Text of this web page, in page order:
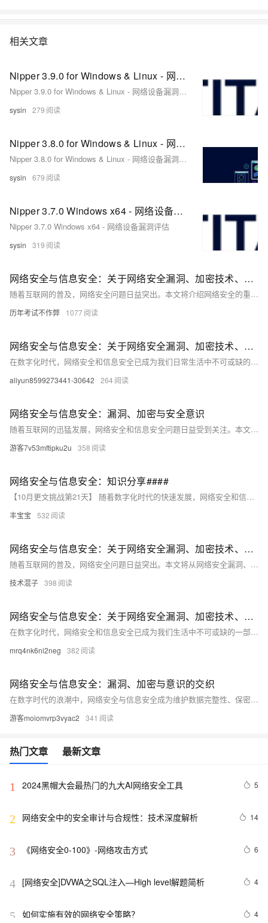
相关文章
Nipper 3.9.0 for Windows & Linux - 网络设备漏洞评估
Nipper 3.9.0 for Windows & Linux - 网络设备漏洞评估
sysin 279
Nipper 3.8.0 for Windows & Linux - 网络设备漏洞评估
Nipper 3.8.0 for Windows & Linux - 网络设备漏洞评估
sysin 679
Nipper 3.7.0 Windows x64 - 网络设备漏洞评估
Nipper 3.7.0 Windows x64 - 网络设备漏洞评估
sysin 319
网络安全与信息安全：关于网络安全漏洞、加密技术、安全意识等方面的知识分享
随着互联网的普及，网络安全问题日益突出。本文将介绍网络安全的重要性，分析常见的网络安全漏洞及其危害，探讨加密技术在保障网络安全中的作用，并强调提高安全意识的必要性。通过本文的学习，读者将了解网络安全的基本概念和应对策略，提升个人和组织的网络安全防护能力。
历年考试不作弊 1077
网络安全与信息安全：关于网络安全漏洞、加密技术、安全意识等方面的知识分享
在数字化时代，网络安全和信息安全已成为我们日常生活中不可或缺的一部分。本文将深入探讨网络安全漏洞、加密技术和安全意识等方面的问题，并提供一些实用的建议和解决方案。我们将通过分析网络攻击的常见形式，揭示网络安全的脆弱性，并介绍如何利用加密技术来保护数据。此外，我们还将强调提高个人和企业的安全意识的重要性，以应对日益复杂的网络威胁。无论你是普通用户还是IT专业人士，这篇文章都将为你提供有价值的见解和指导。
aliyun8599273441-30642 264
网络安全与信息安全：漏洞、加密与安全意识
随着互联网的迅猛发展，网络安全和信息安全问题日益受到关注。本文深入探讨了网络安全漏洞、加密技术以及提高个人和组织的安全意识的重要性。通过分析常见的网络攻击手段如缓冲区溢出、SQL注入等，揭示了计算机系统中存在的缺陷及其潜在威胁。同时，详细介绍了对称加密和非对称加密算法的原理及应用场景，强调了数字签名和数字证书在验证信息完整性中的关键作用。此外，还讨论了培养良好上网习惯、定期备份数据等提升安全意识的方法，旨在帮助读者更好地理解和应对复杂的网络安全挑战。
游客7v53mftipku2u 358
网络安全与信息安全：知识分享####
【10月更文挑战第21天】 随着数字化时代的快速发展，网络安全和信息安全已成为个人和企业不可忽视的关键问题。本文将探讨网络安全漏洞、加密技术以及安全意识的重要性，并提供一些实用的建议，帮助读者提高自身的网络安全防护能力。 ####
丰宝宝 532
网络安全与信息安全：关于网络安全漏洞、加密技术、安全意识等方面的知识分享
随着互联网的普及，网络安全问题日益突出。本文将从网络安全漏洞、加密技术和安全意识三个方面进行探讨，旨在提高读者对网络安全的认识和防范能力。通过分析常见的网络安全漏洞，介绍加密技术的基本原理和应用，以及强调安全意识的重要性，帮助读者更好地保护自己的网络信息安全。
技术混子 398
网络安全与信息安全：关于网络安全漏洞、加密技术、安全意识等方面的知识分享
在数字化时代，网络安全和信息安全已成为我们生活中不可或缺的一部分。本文将介绍网络安全漏洞、加密技术和安全意识等方面的内容，并提供一些实用的代码示例。通过阅读本文，您将了解到如何保护自己的网络安全，以及如何提高自己的信息安全意识。
mrq4nk6ni2neg 382
网络安全与信息安全：漏洞、加密与意识的交织
在数字时代的浪潮中，网络安全与信息安全成为维护数据完整性、保密性和可用性的关键。本文深入探讨了网络安全中的漏洞概念、加密技术的应用以及提升安全意识的重要性。通过实际案例分析，揭示了网络攻击的常见模式和防御策略，强调了教育和技术并重的安全理念。旨在为读者提供一套全面的网络安全知识框架，从而在日益复杂的网络环境中保护个人和组织的资产安全。
游客moiomvrp3vyac2 341
热门文章 最新文章
1 2024黑帽大会最热门的九大AI网络安全工具 5
2 网络安全中的安全审计与合规性：技术深度解析 14
3 《网络安全0-100》-网络攻击方式 6
4 [网络安全]DVWA之SQL注入—High level解题简析 4
5 如何实施有效的网络安全策略？ 4